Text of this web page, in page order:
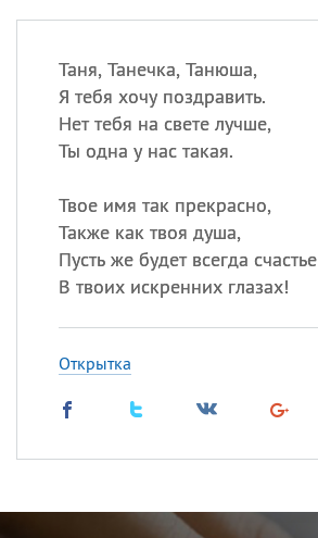
Таня, Танечка, Танюша,
Я тебя хочу поздравить.
Нет тебя на свете лучше,
Ты одна у нас такая.
Твое имя так прекрасно,
Также как твоя душа,
Пусть же будет всегда счастье
В твоих искренних глазах!
Открытка